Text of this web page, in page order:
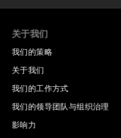
关于我们
我们的策略
关于我们
我们的工作方式
我们的领导团队与组织治理
影响力